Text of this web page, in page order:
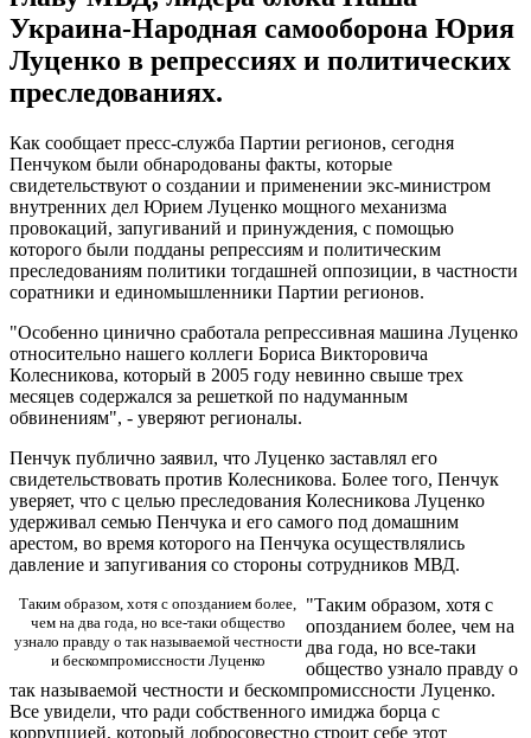
Украина-Народная самооборона Юрия
Луценко в репрессиях и политических
преследованиях.
Как сообщает пресс-служба Партии регионов, сегодня
Пенчуком были обнародованы факты, которые
свидетельствуют о создании и применении экс-министром
внутренних дел Юрием Луценко мощного механизма
провокаций, запугиваний и принуждения, с помощью
которого были подданы репрессиям и политическим
преследованиям политики тогдашней оппозиции, в частности
соратники и единомышленники Партии регионов.
"Особенно цинично сработала репрессивная машина Луценко
относительно нашего коллеги Бориса Викторовича
Колесникова, который в 2005 году невинно свыше трех
месяцев содержался за решеткой по надуманным
обвинениям", - уверяют регионалы.
Пенчук публично заявил, что Луценко заставлял его
свидетельствовать против Колесникова. Более того, Пенчук
уверяет, что с целью преследования Колесникова Луценко
удерживал семью Пенчука и его самого под домашним
арестом, во время которого на Пенчука осуществлялись
давление и запугивания со стороны сотрудников МВД.
Таким образом, хотя с опозданием более,
чем на два года, но все-таки общество
узнало правду о так называемой честности
и бескомпромиссности Луценко
"Таким образом, хотя с
опозданием более, чем на
два года, но все-таки
общество узнало правду о
так называемой честности и бескомпромиссности Луценко.
Все увидели, что ради собственного имиджа борца с
коррупцией, который добросовестно строит себе этот